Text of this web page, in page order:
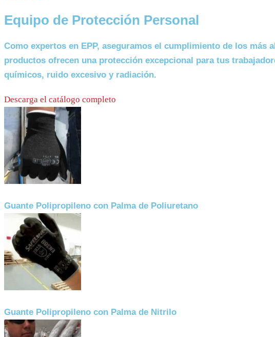
Equipo de Protección Personal
Como expertos en EPP, aseguramos el cumplimiento de los
productos ofrecen una protección excepcional para tus
químicos, ruido excesivo y radiación.
Descarga el catálogo completo
Guante Polipropileno con Palma de Poliuretano
Guante Polipropileno con Palma de Nitrilo